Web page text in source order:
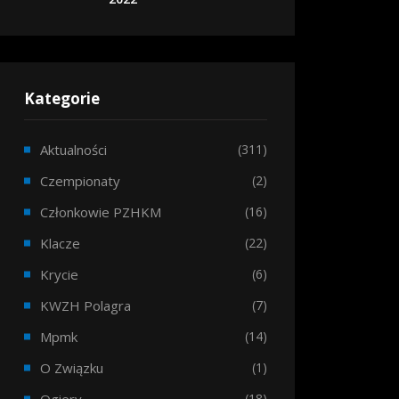
Kategorie
Aktualności (311)
Czempionaty (2)
Członkowie PZHKM (16)
Klacze (22)
Krycie (6)
KWZH Polagra (7)
Mpmk (14)
O Związku (1)